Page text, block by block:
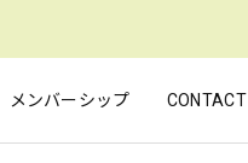
メンバーシップ CONTACT